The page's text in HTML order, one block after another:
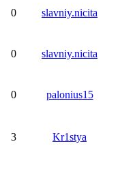
0 slavniy.nicita
0 slavniy.nicita
0 palonius15
3 Kr1stya